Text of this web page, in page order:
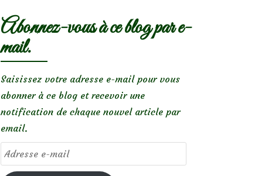
Abonnez-vous à ce blog par e-
mail.
Saisissez votre adresse e-mail pour vous
abonner à ce blog et recevoir une
notification de chaque nouvel article par
email.
Adresse
e-